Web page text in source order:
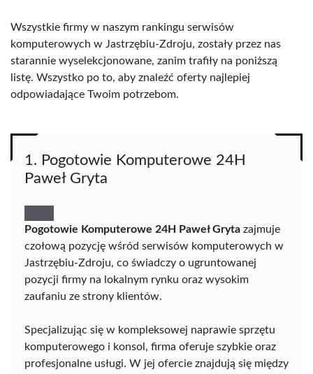
Wszystkie firmy w naszym rankingu serwisów
komputerowych w Jastrzębiu-Zdroju, zostały przez nas
starannie wyselekcjonowane, zanim trafiły na poniższą
listę. Wszystko po to, aby znaleźć oferty najlepiej
odpowiadające Twoim potrzebom.
1. Pogotowie Komputerowe 24H
Paweł Gryta
Pogotowie Komputerowe 24H Paweł Gryta zajmuje
czołową pozycję wśród serwisów komputerowych w
Jastrzębiu-Zdroju, co świadczy o ugruntowanej
pozycji firmy na lokalnym rynku oraz wysokim
zaufaniu ze strony klientów.
Specjalizując się w kompleksowej naprawie sprzętu
komputerowego i konsol, firma oferuje szybkie oraz
profesjonalne usługi. W jej ofercie znajdują się między